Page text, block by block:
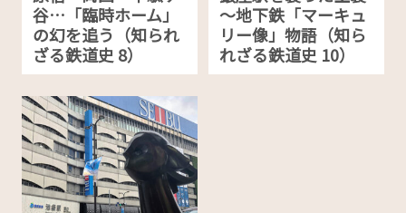
谷…「臨時ホーム」
の幻を追う（知られ
ざる鉄道史 8）
～地下鉄「マーキュ
リー像」物語（知ら
れざる鉄道史 10）